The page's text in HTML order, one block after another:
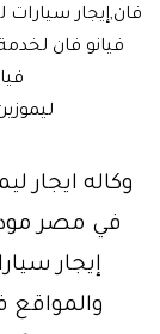
فان,إيجار
فيانو فان